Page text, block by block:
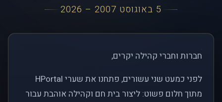
5 באוגוסט 2007 – 2026
חברות וחברי קהילה יקרים,
לפני כמעט שני עשורים, פתחנו את שערי HPortal
מתוך חלום פשוט: ליצור בית חם וקהילה אוהבת עבור